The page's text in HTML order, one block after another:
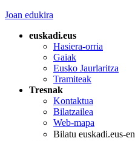
Joan edukira
euskadi.eus
Hasiera-orria
Gaiak
Eusko Jaurlaritza
Tramiteak
Tresnak
Kontaktua
Bilatzailea
Web-mapa
Bilatu euskadi.eus-en